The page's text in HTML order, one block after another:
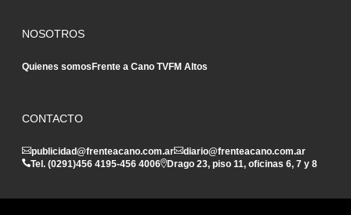
NOSOTROS
Quienes somosFrente a Cano TVFM Altos
CONTACTO
publicidad@frenteacano.com.ar
diario@frenteacano.com.ar
Tel. (0291)456 4195-456 4006 Drago 23, piso 11, oficinas 6, 7 y 8